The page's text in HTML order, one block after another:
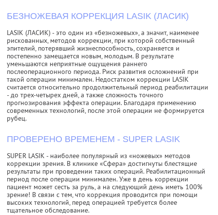
БЕЗНОЖЕВАЯ КОРРЕКЦИЯ LASIK (ЛАСИК)
LASIK (ЛАСИК) - это один из «безножевых», а значит, наименее
рискованных, методов коррекции, при которой собственный
эпителий, потерявший жизнеспособность, сохраняется и
постепенно замещается новым, молодым. В результате
уменьшаются неприятные ощущения раннего
послеоперационного периода. Риск развития осложнений при
такой операции минимален. Недостатком коррекции LASIK
считается относительно продолжительный период реабилитации
- до трех-четырех дней, а также сложность точного
прогнозирования эффекта операции. Благодаря применению
современных технологий, после этой операции не формируется
рубец.
ПРОВЕРЕНО ВРЕМЕНЕМ - SUPER LASIK
SUPER LASIK - наиболее популярный из «ножевых» методов
коррекции зрения. В клинике «Сфера» достигнуты блестящие
результаты при проведении таких операций. Реабилитационный
период после операции минимален. Уже в день коррекции
пациент может сесть за руль, а на следующий день иметь 100%
зрение! В связи с тем, что коррекция проводится при помощи
высоких технологий, перед операцией требуется более
тщательное обследование.